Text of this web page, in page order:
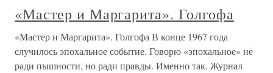
«Мастер и Маргарита». Голгофа
«Мастер и Маргарита». Голгофа В конце 1967 года
случилось эпохальное событие. Говорю «эпохальное» не
ради пышности, но ради правды. Именно так. Журнал